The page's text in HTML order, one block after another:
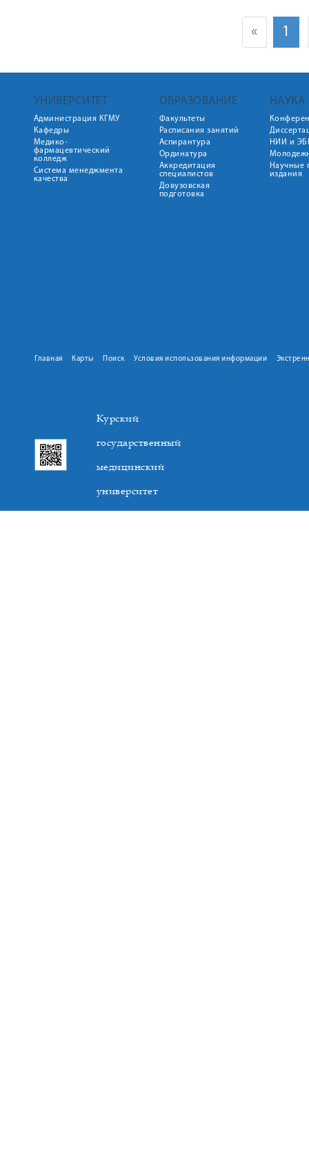
« 1
УНИВЕРСИТЕТ
Администрация КГМУ
Кафедры
Медико-
фармацевтический
колледж
Система менеджмента
качества
ОБРАЗОВАНИЕ
Факультеты
Расписания занятий
Аспирантура
Ординатура
Аккредитация
специалистов
Довузовская
подготовка
НАУКА
НИИ и
Научные
издания
Главная Карты Поиск Условия использования информации
Курский
государственный
медицинский
университет